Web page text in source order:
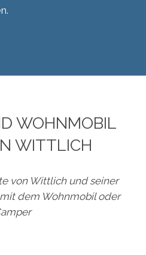
WOHNMOBIL
WITTLICH
von Wittlich und seiner
dem Wohnmobil oder